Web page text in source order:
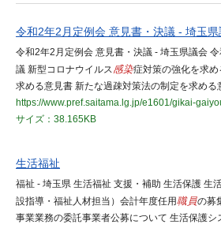
令和2年2月定例会 意見書・決議 - 埼玉県
令和2年2月定例会 意見書・決議 - 埼玉県議会
議 新型コロナウイルス感染症対策の強化を求
求める意見書 新たな過疎対策法の制定を求め
https://www.pref.saitama.lg.jp/e1601/gikai-
サイズ：38.165KB
生活福祉
福祉 - 埼玉県 生活福祉 支援・補助 生活保護 生
設指導・福祉人材担当）会計年度任用職員の募
事業業務の委託事業者公募について 生活保護